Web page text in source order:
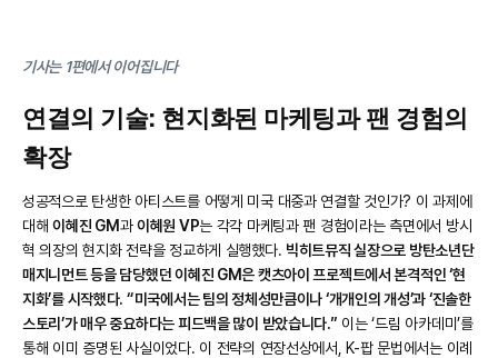
기사는 1편에서 이어집니다
연결의 기술: 현지화된 마케팅과 팬 경험의
확장
성공적으로 탄생한 아티스트를 어떻게 미국 대중과 연결할 것인가? 이 과제에
대해이혜진 GM과이혜원 VP는 각각 마케팅과 팬 경험이라는 측면에서 방시
혁 의장의 현지화 전략을 정교하게 실행했다. 빅히트뮤직 실장으로 방탄소년단
매지니먼트 등을 담당했던 이혜진 GM은 캣츠아이 프로젝트에서 본격적인 ‘현
지화’를 시작했다. “미국에서는 팀의 정체성만큼이나 ‘개개인의 개성’과 ‘진솔한
스토리’가 매우 중요하다는 피드백을 많이 받았습니다.” 이는 ‘드림 아카데미’를
통해 이미 증명된 사실이었다. 이 전략의 연장선상에서, K-팝 문법에서는 이례